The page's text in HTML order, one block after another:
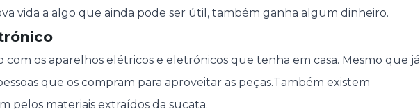
vida a algo que ainda pode ser útil, também ganha algum dinheiro.
com os aparelhos elétricos e eletrónicos que tenha em casa. Mesmo que já
que os compram para aproveitar as peças.Também existem
pelos materiais extraídos da sucata.